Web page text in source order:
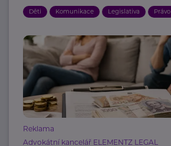
Děti Komunikace Legislativa Právo
Reklama
Advokátní kancelář ELEMENTZ LEGAL